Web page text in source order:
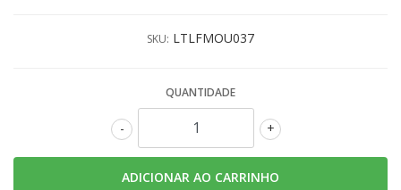
SKU: LTLFMOU037
QUANTIDADE
+
-